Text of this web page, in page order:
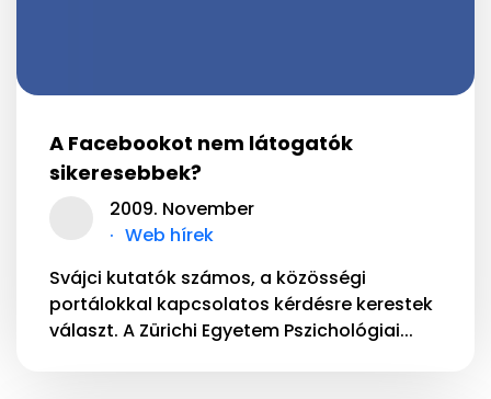
A Facebookot nem látogatók
sikeresebbek?
2009. November
Web hírek
Svájci kutatók számos, a közösségi
portálokkal kapcsolatos kérdésre kerestek
választ. A Zürichi Egyetem Pszichológiai...